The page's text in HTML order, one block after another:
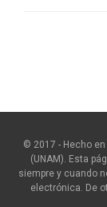
© 2017 - Hecho
(UNAM). Esta
siempre y cuando
electrónica. De